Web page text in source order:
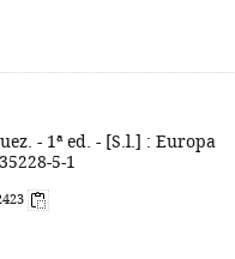
- 1ª ed. - [S.l.] : Europa
5-1